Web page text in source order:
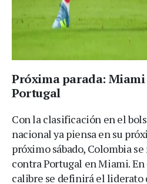
Próxima parada:
Portugal
Con la clasificación en el
nacional ya piensa en su
próximo sábado, Colombia
contra Portugal en Miami.
calibre se definirá el